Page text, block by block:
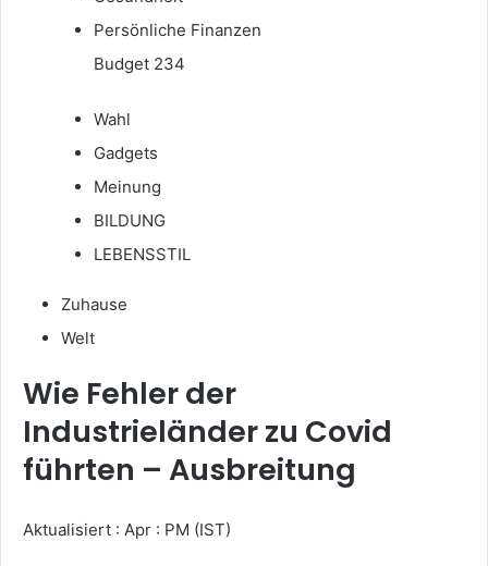
Persönliche Finanzen
Budget 234
Wahl
Gadgets
Meinung
BILDUNG
LEBENSSTIL
Zuhause
Welt
Wie Fehler der
Industrieländer zu Covid
führten – Ausbreitung
Aktualisiert : Apr : PM (IST)